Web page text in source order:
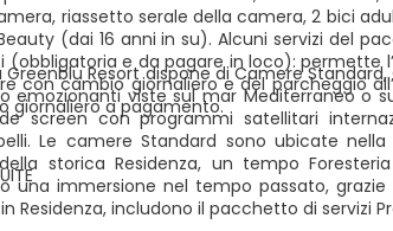
Greenblu Resort dispone di Camere
emozionanti viste sul mar Mediterraneo o
screen con programmi satellitari
Le camere Standard sono ubicate
della storica Residenza, un tempo
una immersione nel tempo passato,
Residenza, includono il pacchetto di servizi
riassetto serale della camera, 2 bici
(dai 16 anni in su). Alcuni servizi del
(obbligatoria e da pagare in loco): permette
con cambio giornaliero e del parcheggio
giornaliero a pagamento.